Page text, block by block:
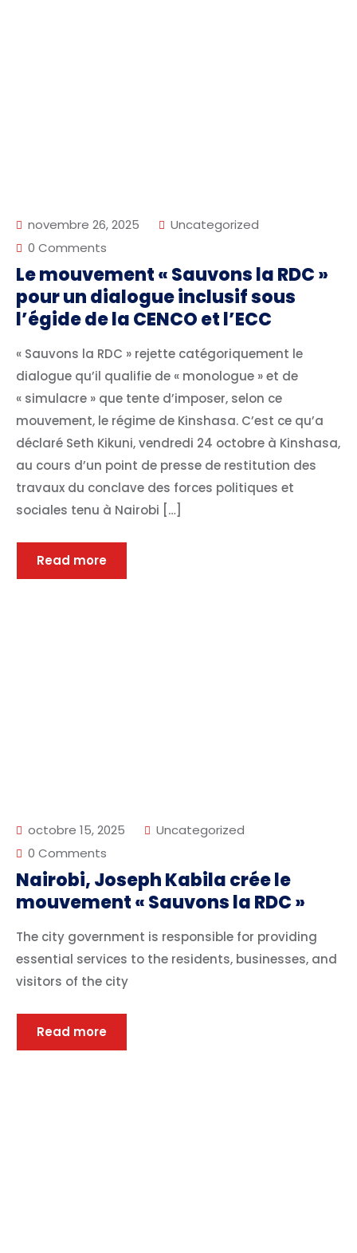
novembre 26, 2025
Uncategorized
0 Comments
Le mouvement « Sauvons la RDC »
pour un dialogue inclusif sous
l’égide de la CENCO et l’ECC
« Sauvons la RDC » rejette catégoriquement le
dialogue qu’il qualifie de « monologue » et de
« simulacre » que tente d’imposer, selon ce
mouvement, le régime de Kinshasa. C’est ce qu’a
déclaré Seth Kikuni, vendredi 24 octobre à Kinshasa,
au cours d’un point de presse de restitution des
travaux du conclave des forces politiques et
sociales tenu à Nairobi […]
Read more
octobre 15, 2025
Uncategorized
0 Comments
Nairobi, Joseph Kabila crée le
mouvement « Sauvons la RDC »
The city government is responsible for providing
essential services to the residents, businesses, and
visitors of the city
Read more